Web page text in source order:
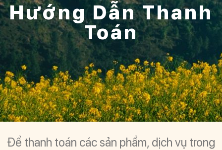
Hướng Dẫn Thanh
Toán
Để thanh toán các sản phẩm, dịch vụ trong